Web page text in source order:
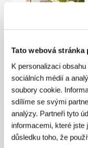
Tato webová stránka
K personalizaci
sociálních médií a
soubory cookie.
sdílíme se svými
analýzy. Partneři tyto
informacemi, které
důsledku toho, že
Samira
sedmi letech ve
její otec Mohsen
pracovala jako
filmuTicho(1998).
natočila svůj
další snímky
Tabule
získaly na festivalu